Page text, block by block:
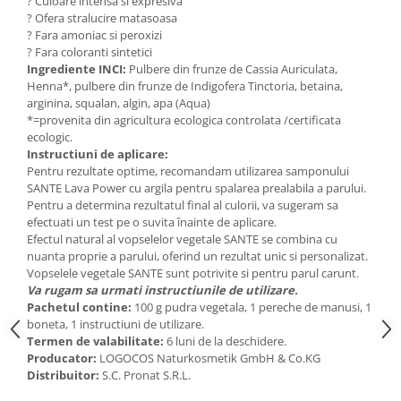
Mixuri, condimente si mirodenii
Mixuri
Condimente
Mirodenii
Maioneza bio
Pesto Bio
Semipreparate
Specialitati si produse asiatice
? Ofera stralucire matasoasa
? Fara amoniac si peroxizi
? Fara coloranti sintetici
Ingrediente INCI: Pulbere din frunze de Cassia Auriculata,
Henna*, pulbere din frunze de Indigofera Tinctoria, betaina,
arginina, squalan, algin, apa (Aqua)
*=provenita din agricultura ecologica controlata /certificata
ecologic.
Instructiuni de aplicare:
Pentru rezultate optime, recomandam utilizarea samponului
SANTE Lava Power cu argila pentru spalarea prealabila a parului.
Pentru a determina rezultatul final al culorii, va sugeram sa
efectuati un test pe o suvita înainte de aplicare.
Efectul natural al vopselelor vegetale SANTE se combina cu
nuanta proprie a parului, oferind un rezultat unic si personalizat.
Vopselele vegetale SANTE sunt potrivite si pentru parul carunt.
Va rugam sa urmati instructiunile de utilizare.
Pachetul contine: 100 g pudra vegetala, 1 pereche de manusi, 1
boneta, 1 instructiuni de utilizare.
Termen de valabilitate: 6 luni de la deschidere.
Producator: LOGOCOS Naturkosmetik GmbH & Co.KG
Distribuitor: S.C. Pronat S.R.L.